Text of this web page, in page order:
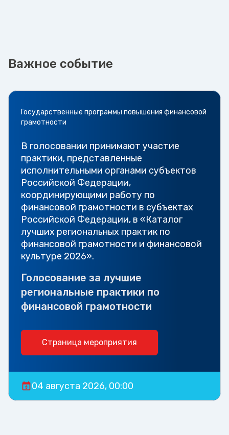
Важное событие
Государственные программы повышения финансовой
грамотности
В голосовании принимают участие
практики, представленные
исполнительными органами субъектов
Российской Федерации,
координирующими работу по
финансовой грамотности в субъектах
Российской Федерации, в «Каталог
лучших региональных практик по
финансовой грамотности и финансовой
культуре 2026».
Голосование за лучшие
региональные практики по
финансовой грамотности
Страница мероприятия
04 августа 2026, 00:00